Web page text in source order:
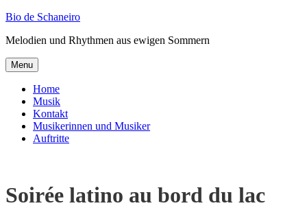
Skip
content
Bio de Schaneiro
Melodien und Rhythmen aus ewigen Sommern
Menu
Home
Musik
Kontakt
Musikerinnen und Musiker
Auftritte
Soirée latino au bord du lac